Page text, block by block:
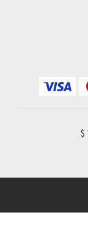
$